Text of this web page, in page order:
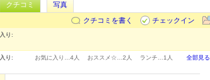
クチコミ
写真
クチコミを書く
チェックイン
り:
り: お気に入り… 4人 おススメ☆… 2人 ランチ… 1人 全部見る